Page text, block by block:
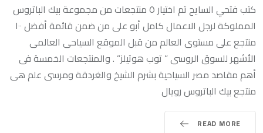
كتب فتحي السايح تم اختيار ٥ منتجعات من مجموعة بيك الباتروس
المملوكة لرجل الاعمال كامل أبو على من ضمن قائمة أفضل ١٠٠
منتجع على مستوى العالم من قبل الموقع السياحى العالمى
الأشهر للسوق الروسى ” توب هوتيلز” . والمنتجعات الخمسة فى
أهم مقاصد مصر السياحية بشرم الشيخ والغردقة ومرسى علم هى
منتجع بيك الباتروس رويال
READ MORE